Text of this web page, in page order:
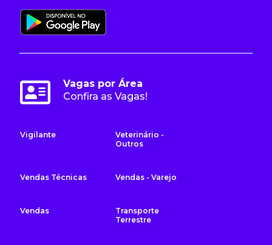
Vagas por Área
Confira as Vagas!
Vigilante
Veterinário -
Outros
Vendas Técnicas Vendas - Varejo
Vendas
Transporte
Terrestre